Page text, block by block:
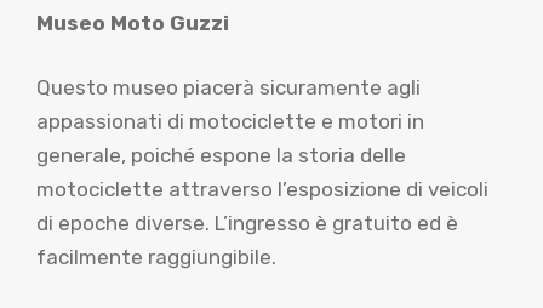
Museo Moto Guzzi
Questo museo piacerà sicuramente agli
appassionati di motociclette e motori in
generale, poiché espone la storia delle
motociclette attraverso l’esposizione di veicoli
di epoche diverse. L’ingresso è gratuito ed è
facilmente raggiungibile.